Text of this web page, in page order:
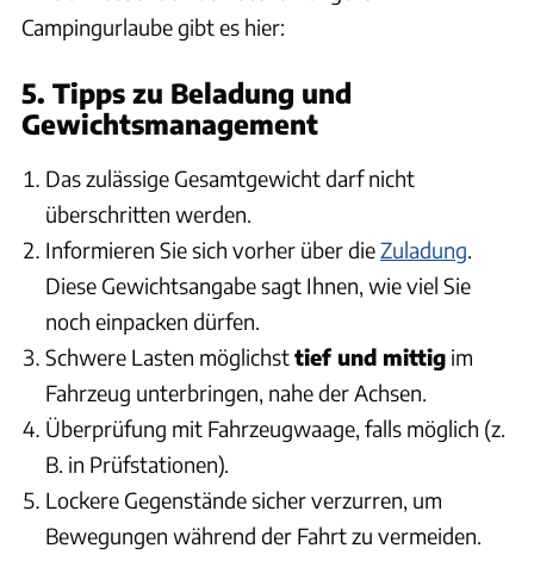
Campingurlaube gibt es hier:
5. Tipps zu Beladung und
Gewichtsmanagement
Das zulässige Gesamtgewicht darf nicht
überschritten werden.
Informieren Sie sich vorher über dieZuladung
Diese Gewichtsangabe sagt Ihnen, wie viel Sie
noch einpacken dürfen.
Schwere Lasten möglichsttief und mittig im
Fahrzeug unterbringen, nahe der Achsen.
Überprüfung mit Fahrzeugwaage, falls möglich (z.
B. in Prüfstationen).
Lockere Gegenstände sicher verzurren, um
Bewegungen während der Fahrt zu vermeiden.